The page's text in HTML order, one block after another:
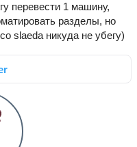
перевести 1 машину,
разделы, но
slaeda никуда не убегу)